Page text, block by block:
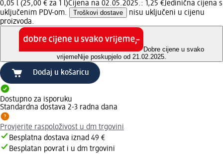
0,05 l (25,00 € za 1 l)Cijena na 02.05.2025.: 1,25 €Jedinična cijena s
uključenim PDV-om.
Troškovi dostave
nisu uključeni u cijenu
proizvoda.
Dobre cijene u svako
vrijemeNije poskupjelo od 21.02.2025.
Dodaj u košaricu
Dostupno za isporuku
Standardna dostava 2-3 radna dana
Provjerite raspoloživost u dm trgovini
Besplatna dostava iznad 49 €
Besplatan povrat i u dm trgovini